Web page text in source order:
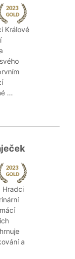
Králové
...
Hradci
a